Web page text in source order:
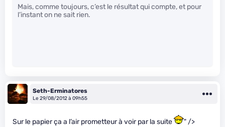
Mais, comme toujours, c’est le résultat qui compte, et pour
l’instant on ne sait rien.
Seth-Erminatores
Le 29/08/2012 à 09h55
Sur le papier ça a l’air prometteur à voir par la suite " />